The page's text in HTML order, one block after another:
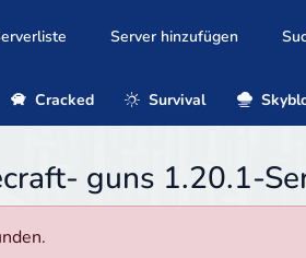
Server hinzufügen
Cracked Survival
guns 1.20.1-